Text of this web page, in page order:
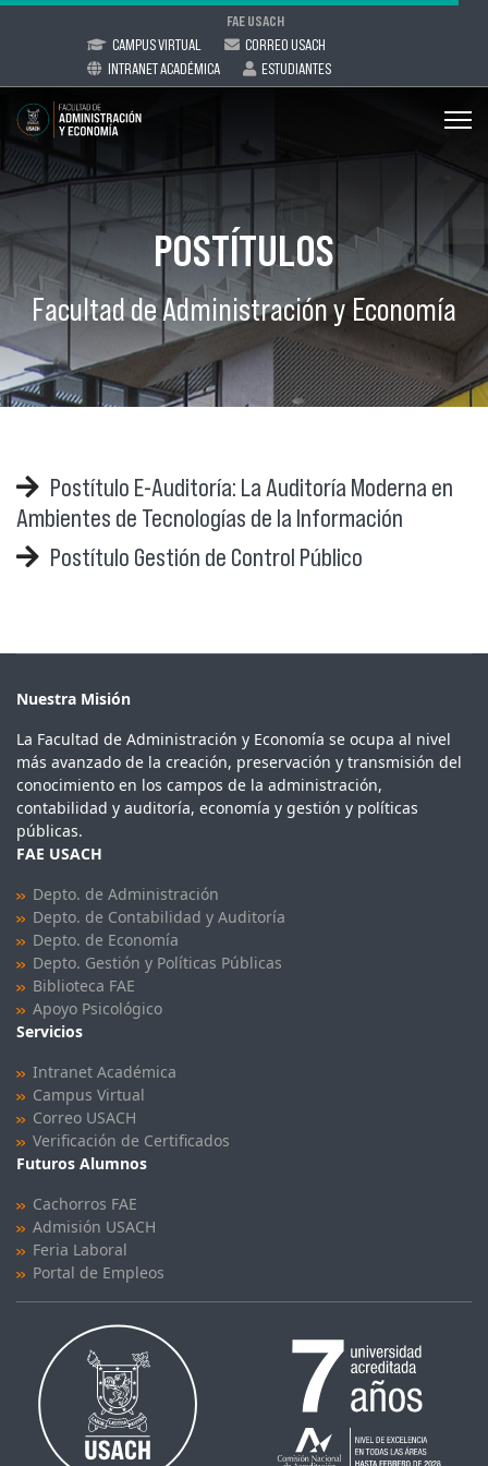
FAE USACH
CAMPUS VIRTUAL
CORREO USACH
INTRANET ACADÉMICA
ESTUDIANTES
POSTÍTULOS
Facultad de Administración y Economía
Postítulo E-Auditoría: La Auditoría Moderna en
Ambientes de Tecnologías de la Información
Postítulo Gestión de Control Público
Nuestra Misión
La Facultad de Administración y Economía se ocupa al nivel
más avanzado de la creación, preservación y transmisión del
conocimiento en los campos de la administración,
contabilidad y auditoría, economía y gestión y políticas
públicas.
FAE USACH
Depto. de Administración
Depto. de Contabilidad y Auditoría
Depto. de Economía
Depto. Gestión y Políticas Públicas
Biblioteca FAE
Apoyo Psicológico
Servicios
Intranet Académica
Campus Virtual
Correo USACH
Verificación de Certificados
Futuros Alumnos
Cachorros FAE
Admisión USACH
Feria Laboral
Portal de Empleos